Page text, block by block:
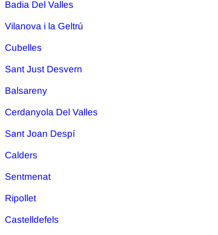
Badia Del Valles
Vilanova i la Geltrú
Cubelles
Sant Just Desvern
Balsareny
Cerdanyola Del Valles
Sant Joan Despí
Calders
Sentmenat
Ripollet
Castelldefels